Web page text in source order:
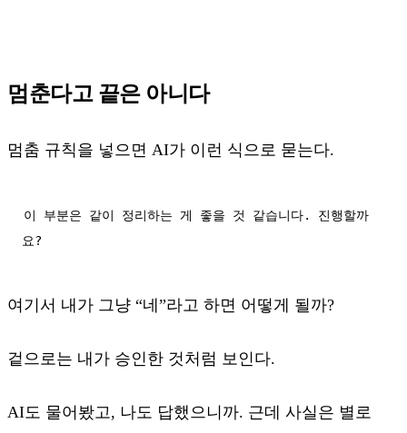
멈춘다고 끝은 아니다
멈춤 규칙을 넣으면 AI가 이런 식으로 묻는다.
이 부분은 같이 정리하는 게 좋을 것 같습니다. 진행할까
요?
여기서 내가 그냥 “네”라고 하면 어떻게 될까?
겉으로는 내가 승인한 것처럼 보인다.
AI도 물어봤고, 나도 답했으니까. 근데 사실은 별로